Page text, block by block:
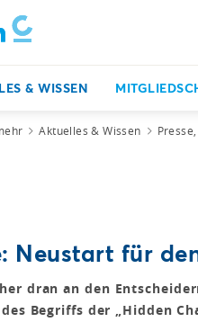
& WISSEN
Aktuelles & Wissen
Neustart für
dran an den
Begriffs der „Hidden